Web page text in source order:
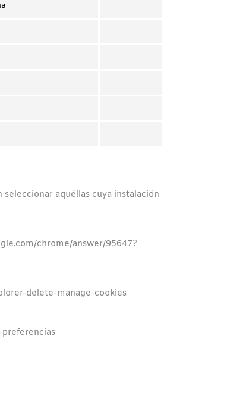
aquéllas cuya instalación
chrome/answer/95647?
delete-manage-cookies